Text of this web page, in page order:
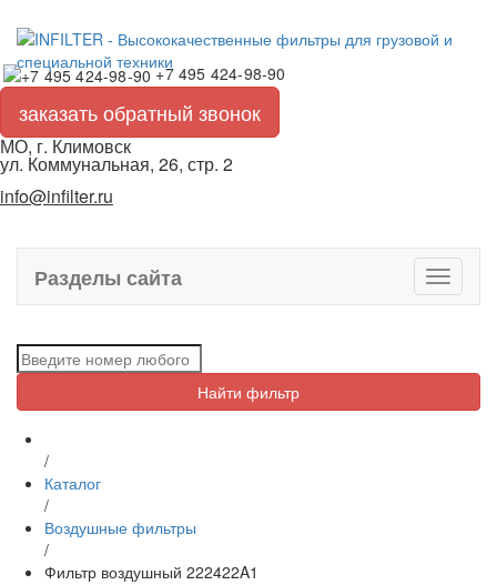
+7 495 424-98-90
заказать обратный звонок
МО, г. Климовск
ул. Коммунальная, 26, стр. 2
info@infilter.ru
Toggle
Разделы сайта
Найти фильтр
/
Каталог
/
Воздушные фильтры
/
Фильтр воздушный 222422A1